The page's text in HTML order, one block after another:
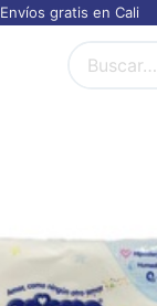
Envíos gratis en Cali